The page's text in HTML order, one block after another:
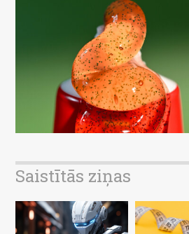
Saistītās ziņas